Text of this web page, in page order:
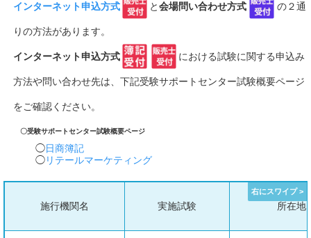
インターネット申込方式 と会場問い合わせ方式 の２通
りの方法があります。
インターネット申込方式 における試験に関する申込み
方法や問い合わせ先は、下記受験サポートセンター試験概要ページ
をご確認ください。
〇受験サポートセンター試験概要ページ
日商簿記
リテールマーケティング
施行機関名 実施試験 所在地